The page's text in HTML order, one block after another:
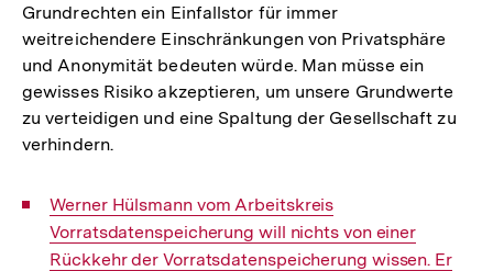
Grundrechten ein Einfallstor für immer
weitreichendere Einschränkungen von Privatsphäre
und Anonymität bedeuten würde. Man müsse ein
gewisses Risiko akzeptieren, um unsere Grundwerte
zu verteidigen und eine Spaltung der Gesellschaft zu
verhindern.
Interner
Link:
Werner Hülsmann vom Arbeitskreis
Vorratsdatenspeicherung will nichts von einer
Rückkehr der Vorratsdatenspeicherung wissen. Er